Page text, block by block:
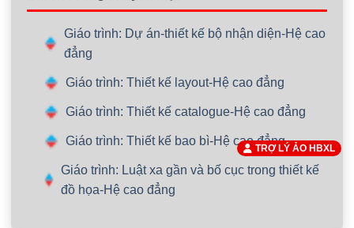
Giáo trình: Dự án-thiết kế bộ nhận diện-Hệ cao
đẳng
Giáo trình: Thiết kế layout-Hệ cao đẳng
Giáo trình: Thiết kế catalogue-Hệ cao đẳng
Giáo trình: Thiết kế bao bì-Hệ cao đẳng
Giáo trình: Luật xa gần và bố cục trong thiết kế
đồ họa-Hệ cao đẳng
TRỢ LÝ ẢO HBXL